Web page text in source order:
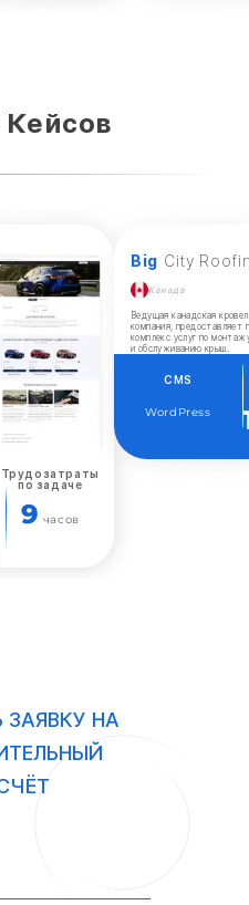
Кейсов
Трудозатраты
по задаче
9 часов
Big City
Канада
Ведущая канадская
компания, предоставляет
комплекс услуг по
и обслуживанию крыш.
CMS
WordPress
ЗАЯВКУ НА